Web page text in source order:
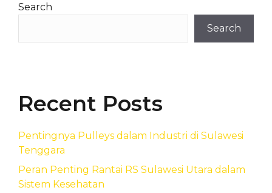
Search
Search
Recent Posts
Pentingnya Pulleys dalam Industri di Sulawesi
Tenggara
Peran Penting Rantai RS Sulawesi Utara dalam
Sistem Kesehatan